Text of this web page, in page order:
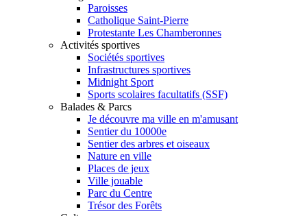
Paroisses
Catholique Saint-Pierre
Protestante Les Chamberonnes
Activités sportives
Sociétés sportives
Infrastructures sportives
Midnight Sport
Sports scolaires facultatifs (SSF)
Balades & Parcs
Je découvre ma ville en m'amusant
Sentier du 10000e
Sentier des arbres et oiseaux
Nature en ville
Places de jeux
Ville jouable
Parc du Centre
Trésor des Forêts